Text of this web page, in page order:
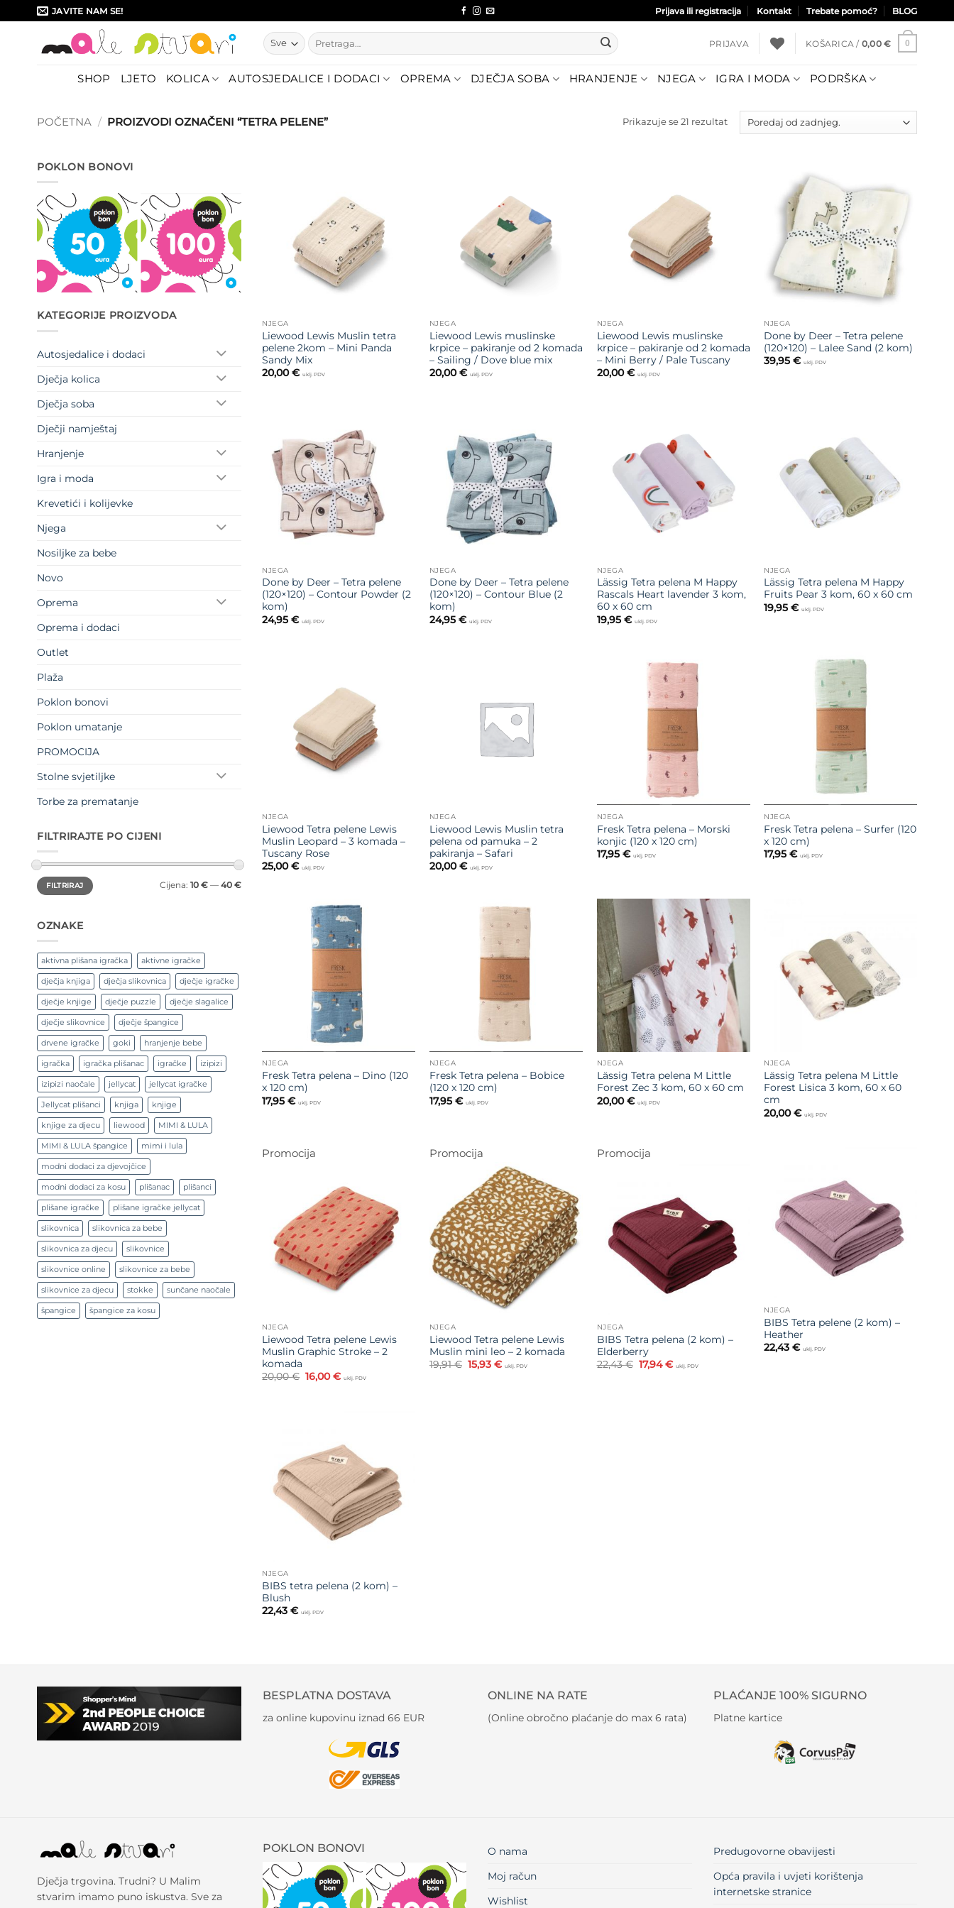
to
JAVITE NAM SE! Prijava ili registracija Kontakt Trebate pomoć? BLOG
Pretraži:
PRIJAVA KOŠARICA / 0,00 € 0
SHOP LJETO KOLICA AUTOSJEDALICE I DODACI OPREMA DJEČJA SOBA HRANJENJE NJEGA IGRA I MODA PODRŠKA
POČETNA / PROIZVODI OZNAČENI “TETRA PELENE” Prikazuje se 21 rezultatPoredano
POKLON BONOVI
KATEGORIJE PROIZVODA
Autosjedalice i dodaci
Dječja kolica
Dječja soba
Dječji namještaj
Hranjenje
Igra i moda
Krevetići i kolijevke
Njega
Nosiljke za bebe
Novo
Oprema
Oprema i dodaci
Outlet
Plaža
Poklon bonovi
Poklon umatanje
PROMOCIJA
Stolne svjetiljke
Torbe za prematanje
FILTRIRAJTE PO CIJENI
Min
cijena
Maks
cijenaFILTRIRAJ Cijena: 10 €— 40 €
OZNAKE
aktivna plišana igračka aktivne igračke
dječja knjiga dječja slikovnica dječje igračke
dječje knjige dječje puzzle dječje slagalice
dječje slikovnice dječje špangice
drvene igračke goki hranjenje bebe
igračka igračka plišanac igračke izipizi
izipizi naočale jellycat jellycat igračke
Jellycat plišanci knjiga knjige
knjige za djecu liewood MIMI & LULA
MIMI & LULA špangice mimi i lula
modni dodaci za djevojčice
modni dodaci za kosu plišanac plišanci
plišane igračke plišane igračke jellycat
slikovnica slikovnica za bebe
slikovnica za djecu slikovnice
slikovnice online slikovnice za bebe
slikovnice za djecu stokke sunčane naočale
špangice špangice za kosu
želja
NJEGA
Liewood Lewis Muslin tetra
pelene 2kom – Mini Panda
Sandy Mix
20,00€ uklj. PDV
želja
NJEGA
Liewood Lewis muslinske
krpice – pakiranje od 2 komada
– Sailing / Dove blue mix
20,00€ uklj. PDV
NJEGA
Liewood Lewis muslinske
krpice – pakiranje od 2 komada
– Mini Berry / Pale Tuscany
20,00€ uklj. PDV
Dodajte
NJEGA
Done by Deer – Tetra pelene
(120×120) – Lalee Sand (2 kom)
39,95€ uklj. PDV
na listu
NJEGA
Done by Deer – Tetra pelene
(120×120) – Contour Powder (2
kom)
24,95€ uklj. PDV
Dodajte
na listu
želja
NJEGA
Done by Deer – Tetra pelene
(120×120) – Contour Blue (2
kom)
24,95 € uklj. PDV
želja
NJEGA
Lässig Tetra pelena M Happy
Rascals Heart lavender 3 kom,
60 x 60 cm
19,95 € uklj. PDV
želja
NJEGA
Lässig Tetra pelena M Happy
Fruits Pear 3 kom, 60 x 60 cm
19,95€ uklj. PDV
NJEGA
Liewood Tetra pelene Lewis
Muslin Leopard – 3 komada –
Tuscany Rose
25,00€ uklj. PDV
NJEGA
Liewood Lewis Muslin tetra
pelena od pamuka – 2
pakiranja – Safari
20,00€ uklj. PDV
NJEGA
Fresk Tetra pelena – Morski
konjic (120 x 120 cm)
17,95 € uklj. PDV
NJEGA
Fresk Tetra pelena – Surfer (120
x 120 cm)
17,95€ uklj. PDV
NJEGA
Fresk Tetra pelena – Dino (120
x 120 cm)
17,95€ uklj. PDV
NJEGA
Fresk Tetra pelena – Bobice
(120 x 120 cm)
17,95 € uklj. PDV
Dodajte
na listu
želja
NJEGA
Lässig Tetra pelena M Little
Forest Zec 3 kom, 60 x 60 cm
20,00€ uklj. PDV
želja
NJEGA
Lässig Tetra pelena M Little
Forest Lisica 3 kom, 60 x 60
cm
20,00€ uklj. PDV
Promocija
Dodajte
na listu
želja
NJEGA
Liewood Tetra pelene Lewis
Muslin Graphic Stroke – 2
komada
20,00€ Izvorna
cijena
16,00€Trenutna
cijena
uklj. PDV
Promocija
Dodajte
na listu
želja
NJEGA
Liewood Tetra pelene Lewis
Muslin mini leo – 2 komada
19,91€ Izvorna
cijena
15,93€Trenutna
cijena
uklj. PDV
Promocija
želja
NJEGA
BIBS Tetra pelena (2 kom) –
Elderberry
22,43€ Izvorna
cijena
17,94€Trenutna
cijena
uklj. PDV
želja
NJEGA
BIBS Tetra pelene (2 kom) –
Heather
22,43€ uklj. PDV
želja
NJEGA
BIBS tetra pelena (2 kom) –
Blush
22,43€ uklj. PDV
BESPLATNA DOSTAVA
za online kupovinu iznad 66 EUR
ONLINE NA RATE
(Online obročno plaćanje do max 6 rata)
PLAĆANJE 100% SIGURNO
Platne kartice
Dječja trgovina. Trudni? U Malim
stvarim imamo puno iskustva. Sve za
POKLON BONOVI
O nama
Moj račun
Wishlist
Predugovorne obavijesti
Opća pravila i uvjeti korištenja
internetske stranice